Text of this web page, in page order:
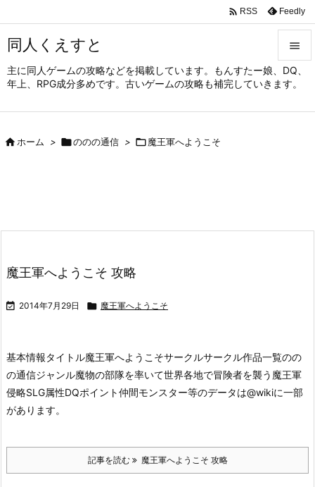
同人くえすと
主に同人ゲームの攻略などを掲載しています。もんすたー娘、DQ、
年上、RPG成分多めです。古いゲームの攻略も補完していきます。


メニュ

検索
 RSS Feedly
ホーム > ののの通信 > 魔王軍へようこそ
魔王軍へようこそ 攻略
 2014年7月29日  魔王軍へようこそ
基本情報タイトル魔王軍へようこそサークルサークル作品一覧のの
の通信ジャンル魔物の部隊を率いて世界各地で冒険者を襲う魔王軍
侵略SLG属性DQポイント仲間モンスター等のデータは@wikiに一部
があります。
記事を読む 魔王軍へようこそ 攻略